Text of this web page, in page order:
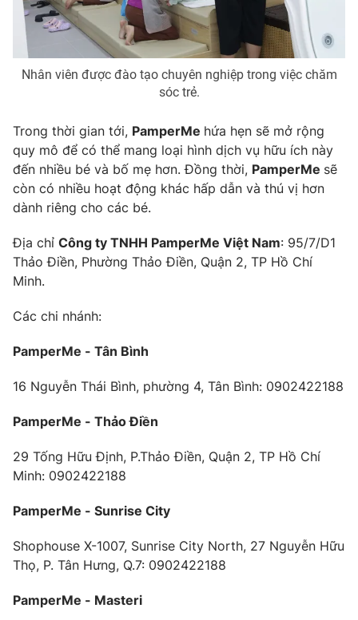
Nhân viên được đào tạo chuyên nghiệp trong việc chăm
sóc trẻ.
Trong thời gian tới, PamperMe hứa hẹn sẽ mở rộng
quy mô để có thể mang loại hình dịch vụ hữu ích này
đến nhiều bé và bố mẹ hơn. Đồng thời, PamperMe sẽ
còn có nhiều hoạt động khác hấp dẫn và thú vị hơn
dành riêng cho các bé.
Địa chỉ Công ty TNHH PamperMe Việt Nam: 95/7/D1
Thảo Điền, Phường Thảo Điền, Quận 2, TP Hồ Chí
Minh.
Các chi nhánh:
PamperMe - Tân Bình
16 Nguyễn Thái Bình, phường 4, Tân Bình: 0902422188
PamperMe - Thảo Điền
29 Tống Hữu Định, P.Thảo Điền, Quận 2, TP Hồ Chí
Minh: 0902422188
PamperMe - Sunrise City
Shophouse X-1007, Sunrise City North, 27 Nguyễn Hữu
Thọ, P. Tân Hưng, Q.7: 0902422188
PamperMe - Masteri